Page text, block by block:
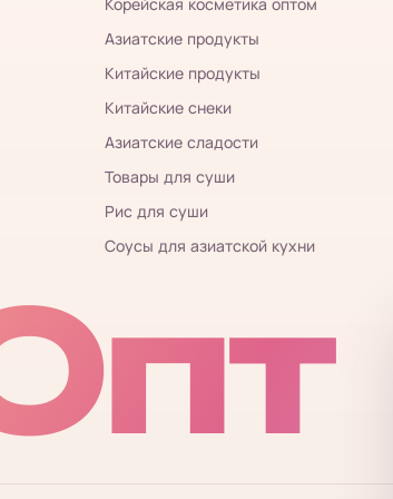
Азиатские продукты
Китайские продукты
Китайские снеки
Азиатские сладости
Товары для суши
Рис для суши
Соусы для азиатской кухни